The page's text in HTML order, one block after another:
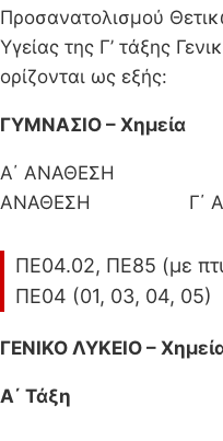
Προσανατολισμού
Υγείας της Γ’ τάξης
ορίζονται ως εξής:
ΓΥΜΝΑΣΙΟ – Χημεία
Α΄
ΑΝΑΘΕΣΗ Γ΄
ΠΕ04.02, ΠΕ85 (με
ΠΕ04 (01, 03, 04,
ΓΕΝΙΚΟ ΛΥΚΕΙΟ –
Α΄ Τάξη